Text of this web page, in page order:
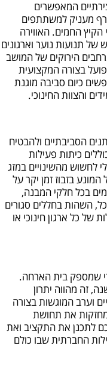
המאפשרים
מעניק למשתתפים
החמים. האווירה
של תנועות נוער וארגונים
הירוקים של המושב
בצורה המקצועית
כיום סביבה מוגנת
והצוות החינוכי.
הסביבתיים ולהבטיח
כיתות פעילות
לחשוש מהשינויים במזג
המונע בזבוז זמן יקר על
בכל חלקי המבנה,
השהות בחללים סגורים
כל ארגון חינוכי או
שמספק בית הארחה.
זה מהווה יתרון
וערב המוגשות בצורה
את תחושת
לתכנן את התקציב ואת
החברתית שבו כולם